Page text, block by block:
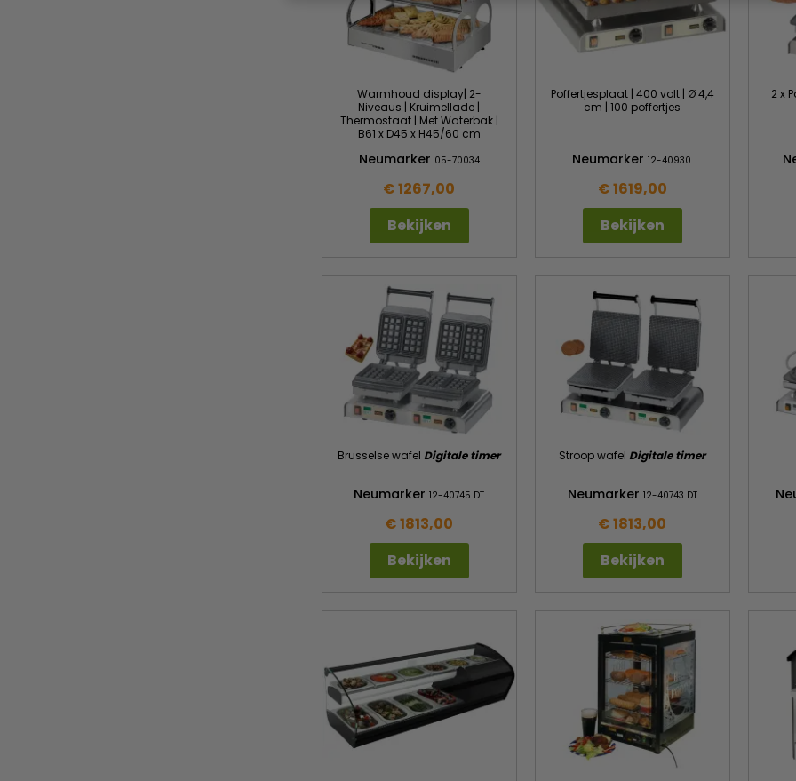
Warmhoud display| 2-
Niveaus | Kruimellade |
Thermostaat | Met Waterbak |
B61 x D45 x H45/60 cm
Neumarker 05-70034
€ 1267,00
Bekijken
Poffertjesplaat | 400 volt | Ø 4,4
cm | 100 poffertjes
Neumarker 12-40930.
€ 1619,00
Bekijken
2 x
Brusselse wafel Digitale timer
Neumarker12-40745 DT
€ 1813,00
Bekijken
Stroop wafel Digitale timer
Neumarker 12-40743 DT
€ 1813,00
Bekijken